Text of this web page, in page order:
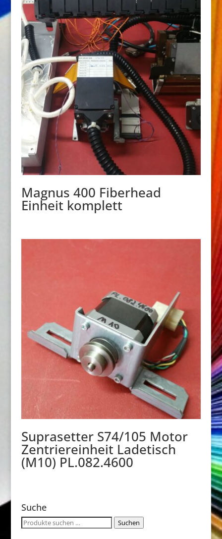
Magnus 400 Fiberhead
Einheit komplett
Suprasetter S74/105 Motor
Zentriereinheit Ladetisch
(M10) PL.082.4600
Suche
Suchen
Suchen